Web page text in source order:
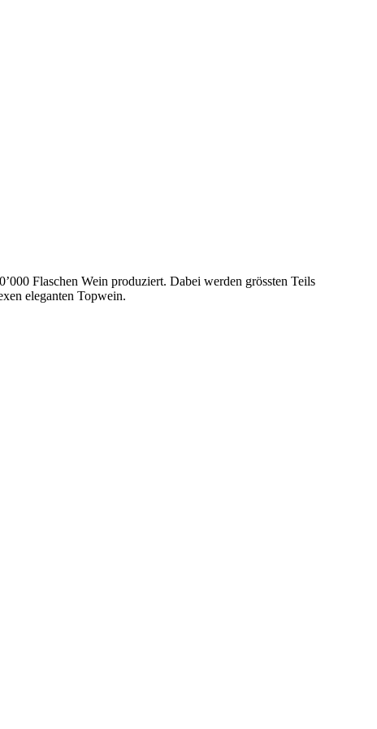
Flaschen Wein produziert. Dabei werden grössten Teils
eleganten Topwein.